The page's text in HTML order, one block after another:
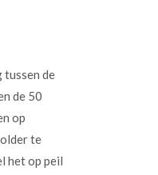
tussen de
de 50
op
te
het op peil